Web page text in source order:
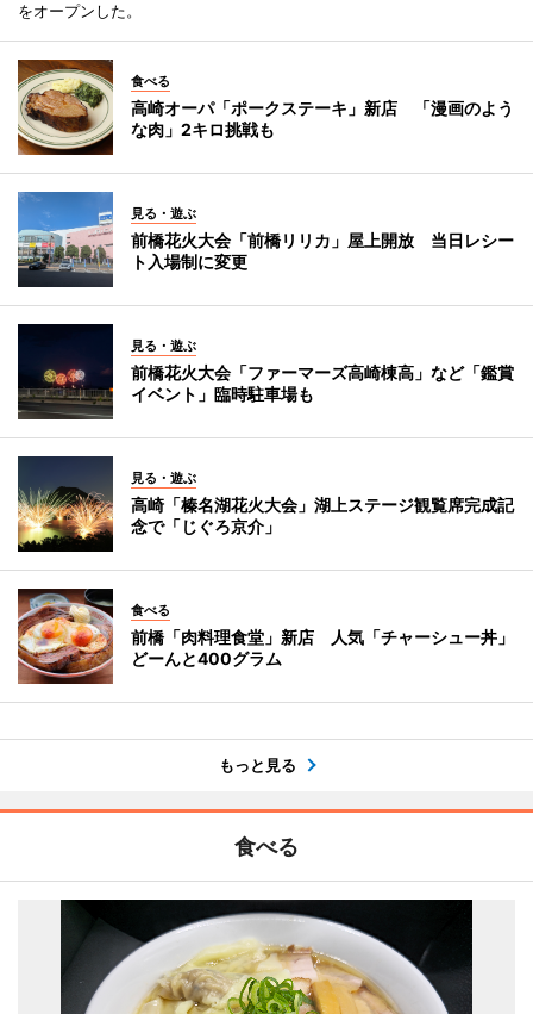
をオープンした。
食べる
高崎オーパ「ポークステーキ」新店 「漫画のよう
な肉」2キロ挑戦も
見る・遊ぶ
前橋花火大会「前橋リリカ」屋上開放 当日レシー
ト入場制に変更
見る・遊ぶ
前橋花火大会「ファーマーズ高崎棟高」など「鑑賞
イベント」臨時駐車場も
見る・遊ぶ
高崎「榛名湖花火大会」湖上ステージ観覧席完成記
念で「じぐろ京介」
食べる
前橋「肉料理食堂」新店 人気「チャーシュー丼」
どーんと400グラム
もっと見る
食べる